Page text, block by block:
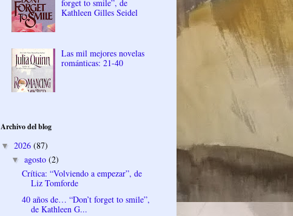
forget to smile”, de
Kathleen Gilles Seidel
Las mil mejores novelas
románticas: 21-40
Archivo del blog
▼ 2026 (87)
▼ agosto (2)
Crítica: “Volviendo a empezar”, de
Liz Tomforde
40 años de… “Don’t forget to smile”,
de Kathleen G...